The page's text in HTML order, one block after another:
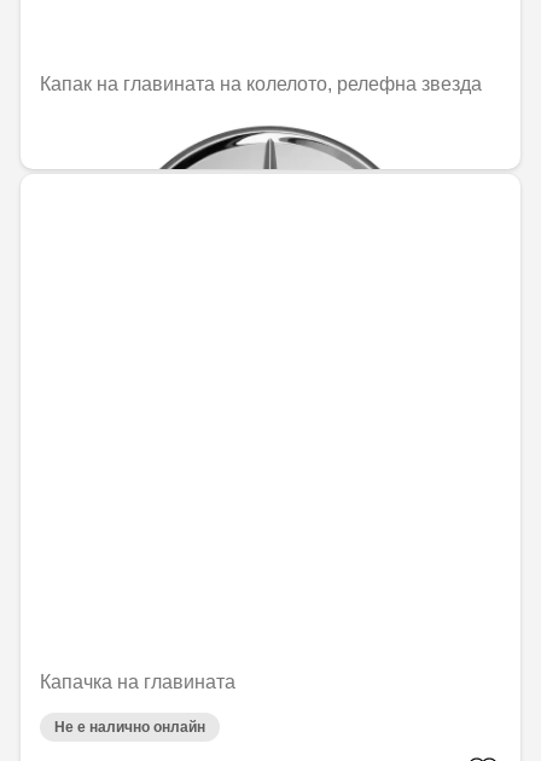
Капак на главината на колелото, релефна звезда
Капачка на главината
Не е налично онлайн